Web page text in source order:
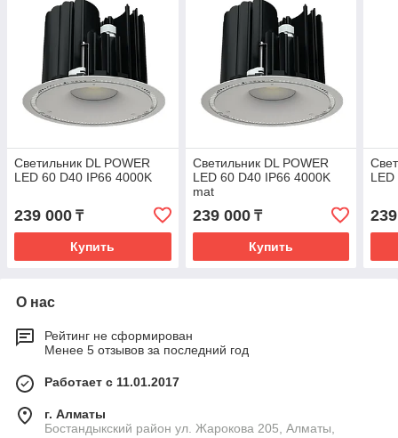
Светильник DL POWER
LED 60 D40 IP66 4000K
239 000 ₸
Купить
Светильник DL POWER
LED 60 D40 IP66 4000K
mat
239 000₸
Купить
О нас
Рейтинг не сформирован
Менее 5 отзывов за последний год
Работает с 11.01.2017
г. Алматы
Бостандыкский район ул. Жарокова 205, Алматы,